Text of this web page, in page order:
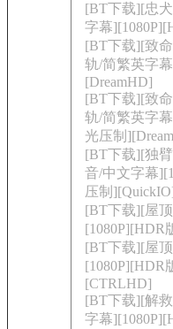
[BT下载][忠
字幕
[BT下载][致
轨/简繁英字
[DreamHD]
[BT下载][致
轨/简繁英字
光压制
[BT下载][独
音/中文字幕
压制
[BT下载][屋
[1080P][HDR
[BT下载][屋
[1080P][HDR
[CTRLHD]
[BT下载][解
字幕